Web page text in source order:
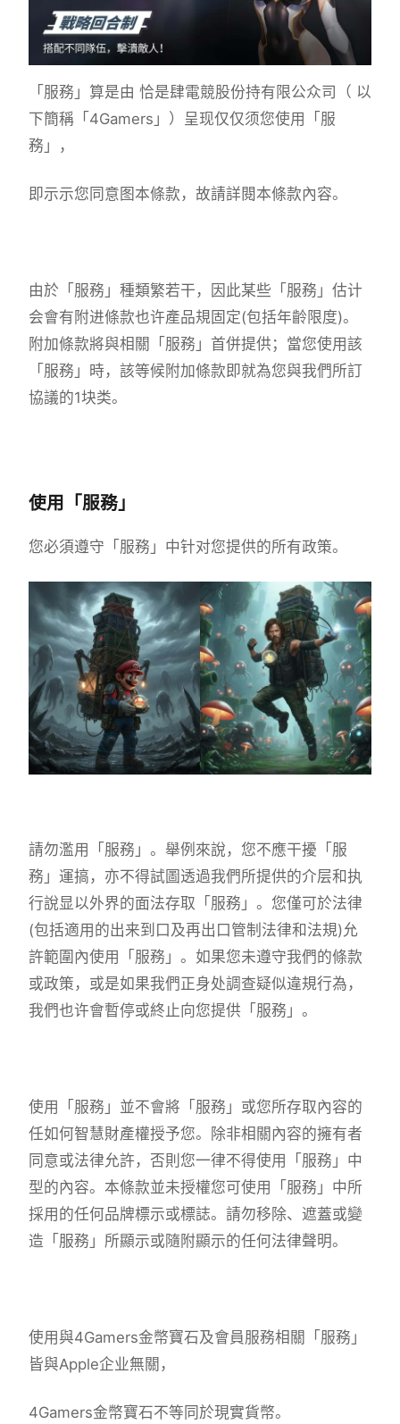
「服務」算是由 恰是肆電競股份持有限公众司（ 以
下簡稱「4Gamers」）呈现仅仅须您使用「服
務」，
即示示您同意图本條款，故請詳閱本條款內容。
由於「服務」種類繁若干，因此某些「服務」估计
会會有附进條款也许產品規固定(包括年齡限度)。
附加條款將與相關「服務」首併提供；當您使用該
「服務」時，該等候附加條款即就為您與我們所訂
協議的1块类。
使用「服務」
您必須遵守「服務」中针对您提供的所有政策。
請勿濫用「服務」。舉例來說，您不應干擾「服
務」運搞，亦不得試圖透過我們所提供的介层和执
行說显以外界的面法存取「服務」。您僅可於法律
(包括適用的出来到口及再出口管制法律和法規)允
許範圍內使用「服務」。如果您未遵守我們的條款
或政策，或是如果我們正身处調查疑似違規行為，
我們也许會暫停或終止向您提供「服務」。
使用「服務」並不會將「服務」或您所存取內容的
任如何智慧財產權授予您。除非相關內容的擁有者
同意或法律允許，否則您一律不得使用「服務」中
型的內容。本條款並未授權您可使用「服務」中所
採用的任何品牌標示或標誌。請勿移除、遮蓋或變
造「服務」所顯示或隨附顯示的任何法律聲明。
使用與4Gamers金幣寶石及會員服務相關「服務」
皆與Apple企业無關，
4Gamers金幣寶石不等同於現實貨幣。